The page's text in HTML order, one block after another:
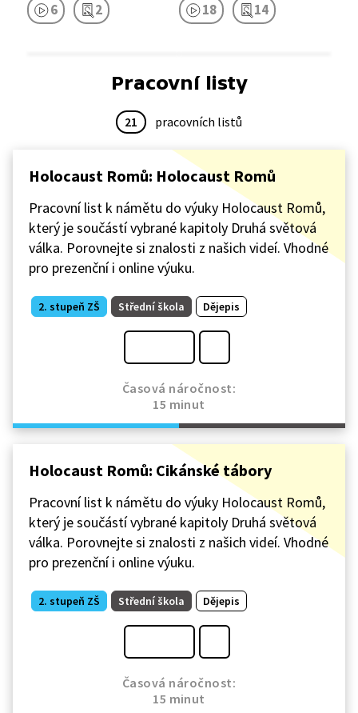
6 2 18 14
Pracovní listy
21 pracovních listů
Holocaust Romů: Holocaust Romů
Pracovní list k námětu do výuky Holocaust Romů,
který je součástí vybrané kapitoly Druhá světová
válka. Porovnejte si znalosti z našich videí. Vhodné
pro prezenční i online výuku.
2. stupeň ZŠ Střední škola Dějepis
Časová náročnost:
15 minut
Holocaust Romů: Cikánské tábory
Pracovní list k námětu do výuky Holocaust Romů,
který je součástí vybrané kapitoly Druhá světová
válka. Porovnejte si znalosti z našich videí. Vhodné
pro prezenční i online výuku.
2. stupeň ZŠ Střední škola Dějepis
Časová náročnost:
15 minut